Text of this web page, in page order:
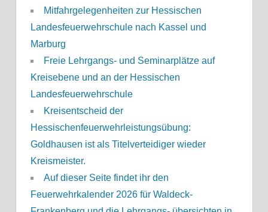
Mitfahrgelegenheiten zur Hessischen
Landesfeuerwehrschule nach Kassel und
Marburg
Freie Lehrgangs- und Seminarplätze auf
Kreisebene und an der Hessischen
Landesfeuerwehrschule
Kreisentscheid der
Hessischenfeuerwehrleistungsübung:
Goldhausen ist als Titelverteidiger wieder
Kreismeister.
Auf dieser Seite findet ihr den
Feuerwehrkalender 2026 für Waldeck-